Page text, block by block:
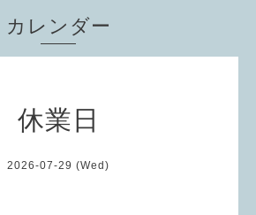
カレンダー
休業日
2026-07-29 (Wed)